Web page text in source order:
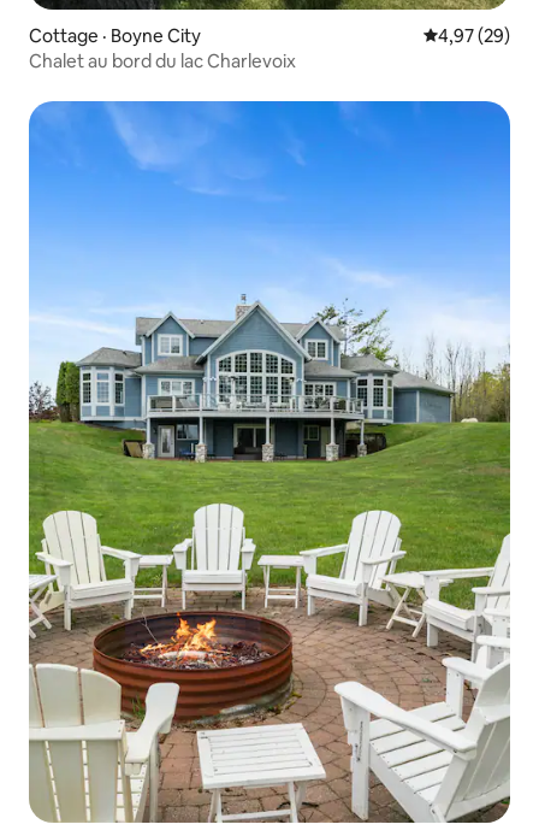
Cottage · Boyne City Note
4,97 (29)
Chalet au bord du lac Charlevoix